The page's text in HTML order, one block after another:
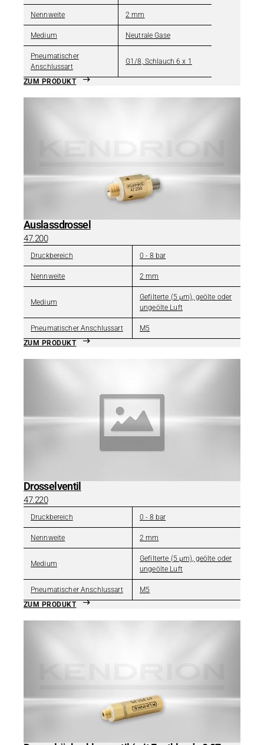
Nennweite 2 mm
Medium Neutrale Gase
Pneumatischer
Anschlussart
G1/8, Schlauch 6 x 1
ZUM PRODUKT
Auslassdrossel
47.200
Druckbereich 0 - 8 bar
Nennweite 2 mm
Medium
Gefilterte (5 µm), geölte oder
ungeölte Luft
Pneumatischer Anschlussart
M5
ZUM PRODUKT
Drosselventil
47.220
Druckbereich 0 - 8 bar
Nennweite 2 mm
Medium
Gefilterte (5 µm), geölte oder
ungeölte Luft
Pneumatischer Anschlussart
M5
ZUM PRODUKT